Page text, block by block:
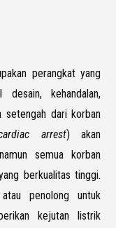
perangkat yang
kehandalan,
setengah dari korban
arrest) akan
semua korban
berkualitas tinggi.
penolong untuk
kejutan listrik